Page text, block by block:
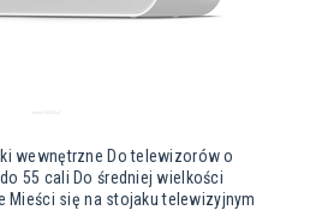
wewnętrzne Do telewizorów o
55 cali Do średniej wielkości
Mieści się na stojaku telewizyjnym